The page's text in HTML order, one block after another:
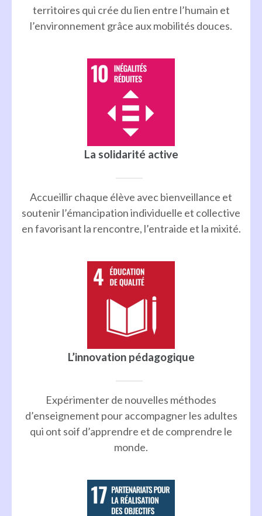
territoires qui crée du lien entre l’humain et
l’environnement grâce aux mobilités douces.
La solidarité active
Accueillir chaque élève avec bienveillance et
soutenir l’émancipation individuelle et collective
en favorisant la rencontre, l’entraide et la mixité.
L’innovation pédagogique
Expérimenter de nouvelles méthodes
d’enseignement pour accompagner les adultes
qui ont soif d’apprendre et de comprendre le
monde.